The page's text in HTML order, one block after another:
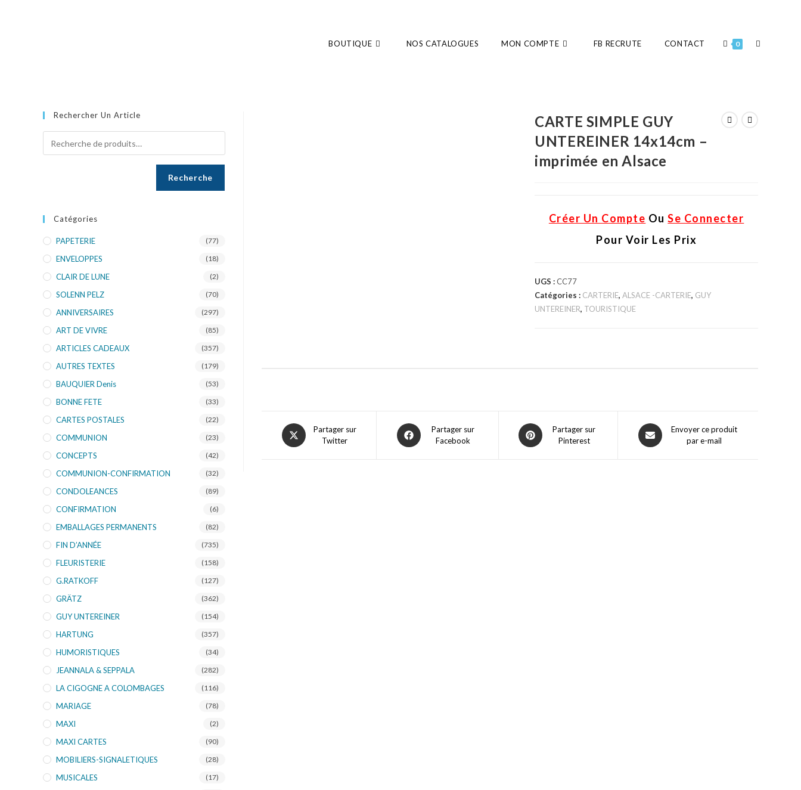
BOUTIQUE NOS CATALOGUES MON COMPTE FB RECRUTE CONTACT 0
CARTE SIMPLE GUY
UNTEREINER 14x14cm –
imprimée en Alsace
Créer Un Compte OuSe Connecter
Pour Voir Les Prix
UGS :CC77
Catégories : CARTERIE,ALSACE -CARTERIE, GUY
UNTEREINER, TOURISTIQUE
Partager sur
Twitter
Partager sur
Facebook
Partager sur
Pinterest
Envoyer ce produit
par e-mail
Rechercher Un Article
Recherche
Catégories
PAPETERIE (77)
ENVELOPPES (18)
CLAIR DE LUNE (2)
SOLENN PELZ (70)
ANNIVERSAIRES (297)
ART DE VIVRE (85)
ARTICLES CADEAUX (357)
AUTRES TEXTES (179)
BAUQUIER Denis (53)
BONNE FETE (33)
CARTES POSTALES (22)
COMMUNION (23)
CONCEPTS (42)
COMMUNION-CONFIRMATION (32)
CONDOLEANCES (89)
CONFIRMATION (6)
EMBALLAGES PERMANENTS (82)
FIN D’ANNÉE (735)
FLEURISTERIE (158)
G.RATKOFF (127)
GRÄTZ (362)
GUY UNTEREINER (154)
HARTUNG (357)
HUMORISTIQUES (34)
JEANNALA & SEPPALA (282)
LA CIGOGNE A COLOMBAGES (116)
MARIAGE (78)
MAXI (2)
MAXI CARTES (90)
MOBILIERS-SIGNALETIQUES (28)
MUSICALES (17)